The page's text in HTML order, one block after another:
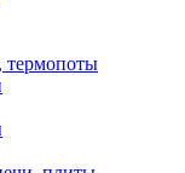
термопоты